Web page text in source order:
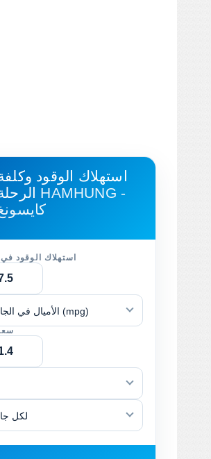
استهلاك الوقود
HAMHUNG -
استهلاك الوقود
الأميال في الجالون (mpg)
لكل